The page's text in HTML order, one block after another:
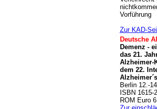
Vorführung
Zur KAD-
Deutsche
Demenz -
das 21.
Alzheimer-
dem 22.
Berlin 12.-
ISBN
ROM Euro